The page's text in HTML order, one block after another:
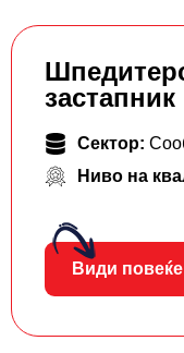
застапник
Сектор:
Ниво на
Види повеќе